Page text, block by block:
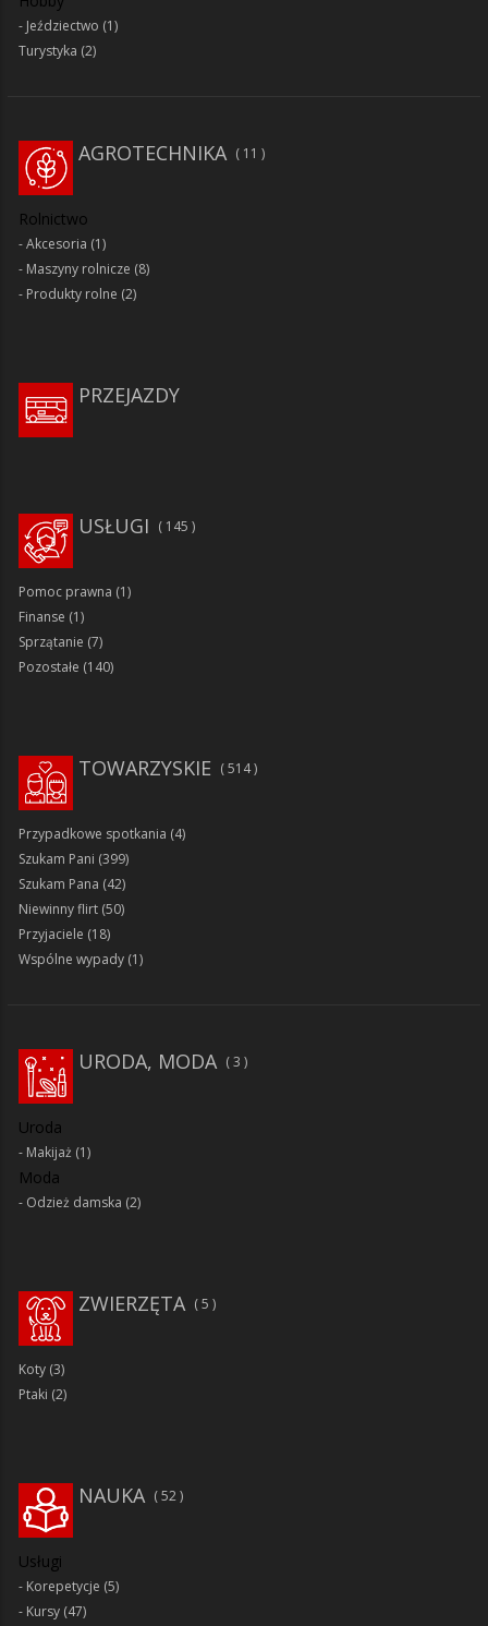
Jeździectwo (1)
Turystyka (2)
AGROTECHNIKA 11
Rolnictwo
Akcesoria (1)
Maszyny rolnicze (8)
Produkty rolne (2)
PRZEJAZDY
145
USŁUGI
Pomoc prawna (1)
Finanse (1)
Sprzątanie (7)
Pozostałe (140)
TOWARZYSKIE 514
Przypadkowe spotkania (4)
Szukam Pani (399)
Szukam Pana (42)
Niewinny flirt (50)
Przyjaciele (18)
Wspólne wypady (1)
URODA, MODA 3
Uroda
Makijaż (1)
Moda
Odzież damska (2)
ZWIERZĘTA 5
Koty (3)
Ptaki (2)
52
NAUKA
Usługi
Korepetycje (5)
Kursy (47)